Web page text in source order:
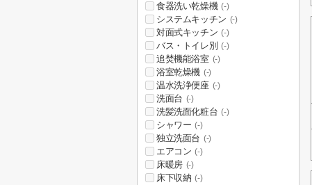
食器洗い乾燥機 (-)
システムキッチン (-)
対面式キッチン (-)
バス・トイレ別 (-)
追焚機能浴室 (-)
浴室乾燥機 (-)
温水洗浄便座 (-)
洗面台 (-)
洗髪洗面化粧台 (-)
シャワー (-)
独立洗面台 (-)
エアコン (-)
床暖房 (-)
床下収納 (-)